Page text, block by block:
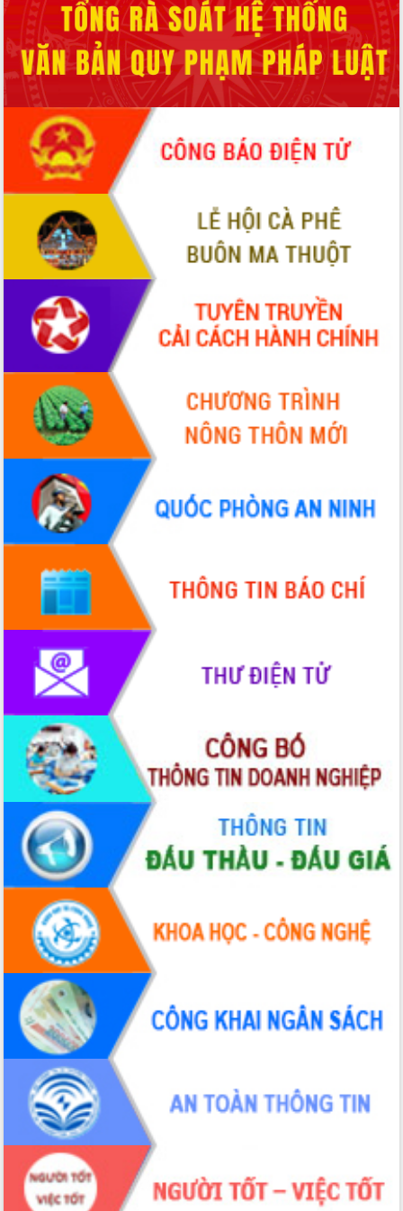
Chuyển đổi số 'mở đường' cho nông
nghiệp Đắk Lắk tăng trưởng bứt phá
Triển khai đồng bộ đo đạc, lập hồ sơ
địa chính, hoàn thiện cơ sở dữ liệu đất
đai
Ứng dụng sinh trắc học - Bước tiến
trong hành trình chuyển đổi số tại Đắk
Lắk
Đắk Lắk nâng cao hiệu quả công tác
Đảng từ Sổ tay đảng viên điện tử
Đắk Lắk đẩy mạnh nuôi biển công
nghệ, hướng tới phát triển thủy sản
bền vững
Tập huấn nâng cao năng lực triển khai
chuyển đổi số cho cán bộ, công chức
cấp xã
Đắk Lắk phát động hưởng ứng Ngày
Quyền của người tiêu dùng Việt Nam
Đẩy mạnh cải cách hành chính, quyết
tâm đạt được mục tiêu tăng trưởng
hai con số trong năm 2026
Tổ chức trang trọng Lễ hội Đền thờ
Lương Văn Chánh năm 2026
Phó Bí thư Tỉnh ủy Đắk Lắk Đỗ Hữu
Huy giữ chức Bí thư Đảng ủy Ủy Ban
Nhân dân tỉnh
Bệnh án điện tử thúc đẩy chuyển đổi
Chuyển đổi số thư viện: Mở rộng
không gian tri thức trong thời đại số
Đánh giá, rút kinh nghiệm công tác tổ
chức diễn tập trước ngày bầu cử
Chương trình “Gặp gỡ hữu nghị –
Friendship Meeting New Year 2026”
Bầu cử Quốc hội và HĐND: Cử tri Đắk
Lắk gửi gắm niềm tin, kỳ vọng vào lá
phiếu
Đắk Lắk sẵn sàng các điều kiện cho
Ngày hội bầu cử đại biểu Quốc hội
khóa XVI và HĐND các cấp nhiệm kỳ
2026-2031
Đảm bảo cuộc bầu cử đại biểu Quốc
hội và đại biểu HĐND các cấp diễn ra
an toàn, hiệu quả, đúng quy định
Thủ tướng Chính phủ Phạm Minh Chính
kiểm tra, chỉ đạo hoàn thành các dự
án cao tốc và thăm khu tái định cư tại
Đắk Lắk
Sôi nổi Hội đua ngựa truyền thống Gò
Thì Thùng mừng Xuân Bính Ngọ 2026
Lãnh đạo tỉnh dâng hương tưởng niệm
tại Đập Đồng Cam đầu Xuân Bính Ngọ
Ngành nông nghiệp phấn đấu tăng
trưởng đạt 5,86% trong năm 2026
UBND tỉnh Đắk Lắk triển khai công tác
quốc phòng, quân sự địa phương năm
2026
Đắk Lắk tập trung toàn lực khắc phục
tồn tại IUU, sẵn sàng làm việc với
Đoàn thanh tra EC
Chủ tịch UBND tỉnh Tạ Anh Tuấn thăm,